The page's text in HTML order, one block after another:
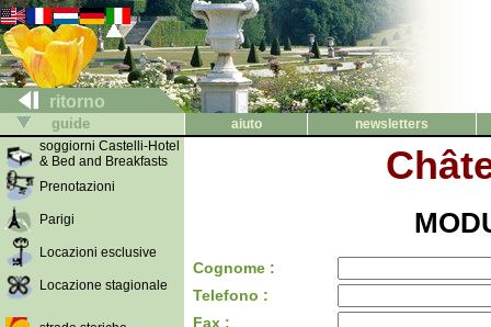
ritorno
guide aiuto
newsletters
soggiorni Castelli-Hotel
& Bed and Breakfasts
Prenotazioni
Parigi
Locazioni esclusive
Locazione stagionale
Cognome :
Telefono :
Fax :